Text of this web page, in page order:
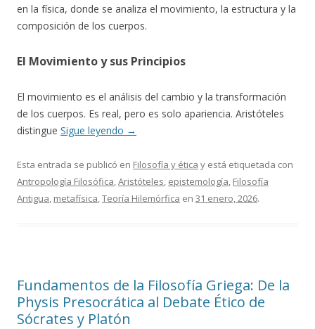
en la física, donde se analiza el movimiento, la estructura y la
composición de los cuerpos.
El Movimiento y sus Principios
El movimiento es el análisis del cambio y la transformación
de los cuerpos. Es real, pero es solo apariencia. Aristóteles
distingue Sigue leyendo →
Esta entrada se publicó en Filosofía y ética y está etiquetada con
Antropología Filosófica,Aristóteles, epistemología, Filosofía
Antigua, metafísica,Teoría Hilemórfica en 31 enero, 2026.
Fundamentos de la Filosofía Griega: De la
Physis Presocrática al Debate Ético de
Sócrates y Platón